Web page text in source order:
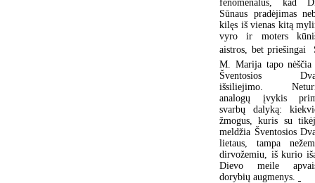
fenomenalus, kad
Sūnaus pradėjimas
kilęs iš vienas kitą
vyro ir moters
aistros, bet priešingai 
M. Marija tapo nėščia
Šventosios
išsiliejimo.
analogų įvykis
svarbų dalyką:
žmogus, kuris su
meldžia Šventosios
lietaus, tampa
dirvožemiu, iš kurio
Dievo meile
dorybių augmenys.